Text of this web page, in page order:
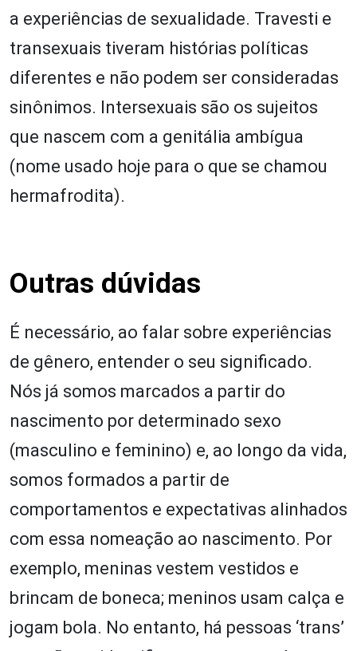
a experiências de sexualidade. Travesti e
transexuais tiveram histórias políticas
diferentes e não podem ser consideradas
sinônimos. Intersexuais são os sujeitos
que nascem com a genitália ambígua
(nome usado hoje para o que se chamou
hermafrodita).
Outras dúvidas
É necessário, ao falar sobre experiências
de gênero, entender o seu significado.
Nós já somos marcados a partir do
nascimento por determinado sexo
(masculino e feminino) e, ao longo da vida,
somos formados a partir de
comportamentos e expectativas alinhados
com essa nomeação ao nascimento. Por
exemplo, meninas vestem vestidos e
brincam de boneca; meninos usam calça e
jogam bola. No entanto, há pessoas ‘trans’